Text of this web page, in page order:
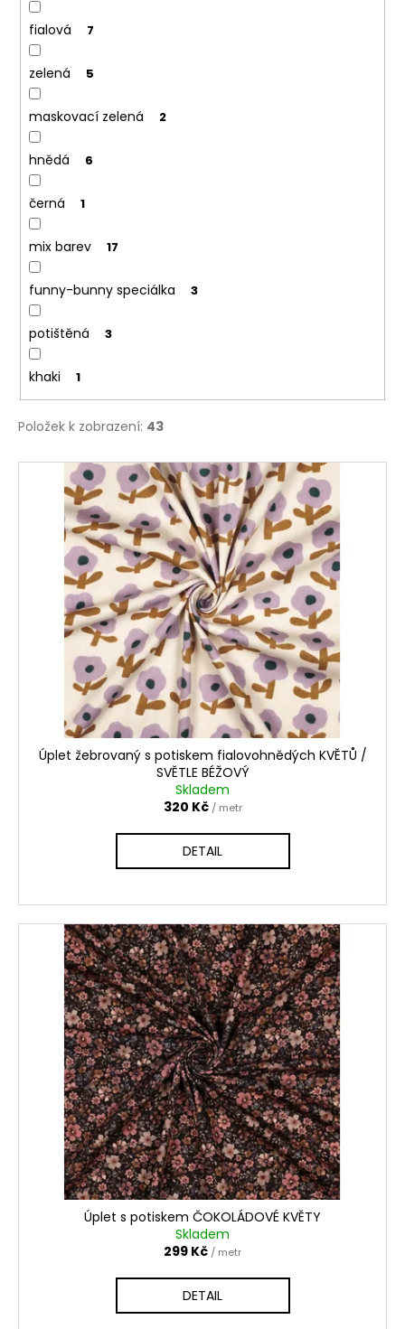
fialová 7
zelená 5
maskovací zelená 2
hnědá 6
černá 1
mix barev 17
funny-bunny speciálka 3
potištěná 3
khaki 1
Položek k zobrazení: 43
V
Úplet žebrovaný s potiskem fialovohnědých KVĚTŮ /
SVĚTLE BÉŽOVÝ
Skladem
320 Kč / metr
DETAIL
Úplet s potiskem ČOKOLÁDOVÉ KVĚTY
Skladem
299 Kč / metr
DETAIL